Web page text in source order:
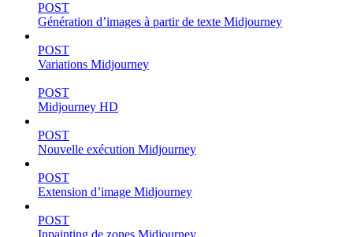
POST
Génération d’images à partir de texte Midjourney
POST
Variations Midjourney
POST
Midjourney HD
POST
Nouvelle exécution Midjourney
POST
Extension d’image Midjourney
POST